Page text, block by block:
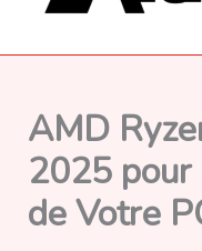
AMD
2025
de Votre